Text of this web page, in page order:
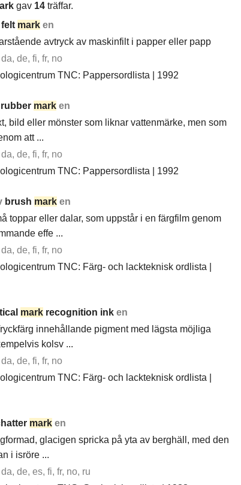
gav 14 träffar.
felt mark en
avtryck av maskinfilt i papper eller papp
da, de, fi, fr, no
TNC: Pappersordlista | 1992
rubber mark en
bild eller mönster som liknar vattenmärke, men som
att ...
da, de, fi, fr, no
TNC: Pappersordlista | 1992
brush mark en
toppar eller dalar, som uppstår i en färgfilm genom
effe ...
da, de, fi, fr, no
TNC: Färg- och lackteknisk ordlista |
markrecognition ink en
innehållande pigment med lägsta möjliga
kolsv ...
da, de, fi, fr, no
TNC: Färg- och lackteknisk ordlista |
mark en
glacigen spricka på yta av berghäll, med den
i isröre ...
da, de, es, fi, fr, no, ru